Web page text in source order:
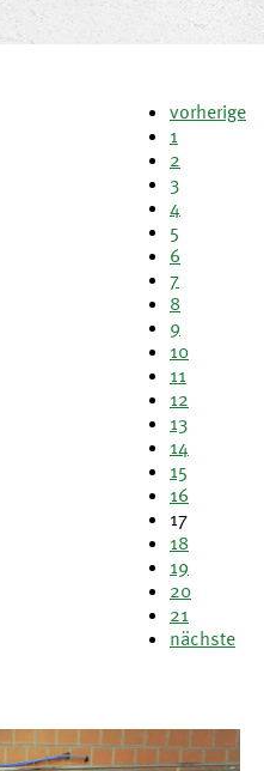
vorherige
1
2
3
4
5
6
7
8
9
10
11
12
13
14
15
16
17
18
19
20
21
nächste